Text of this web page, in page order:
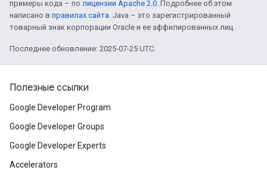
примеры кода – по лицензии Apache 2.0. Подробнее об этом
написано в правилах сайта. Java – это зарегистрированный
товарный знак корпорации Oracle и ее аффилированных лиц.
Последнее обновление: 2025-07-25 UTC.
Полезные ссылки
Google Developer Program
Google Developer Groups
Google Developer Experts
Accelerators